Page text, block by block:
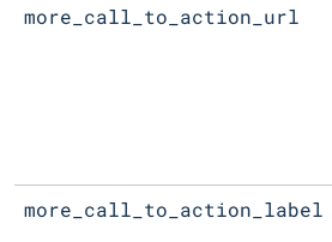
more_call_to_action_url
more_call_to_action_label